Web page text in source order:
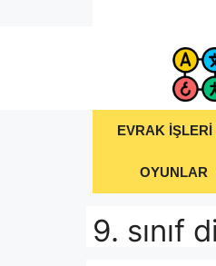
EVRAK İŞLERİ
OYUNLAR
9. sınıf